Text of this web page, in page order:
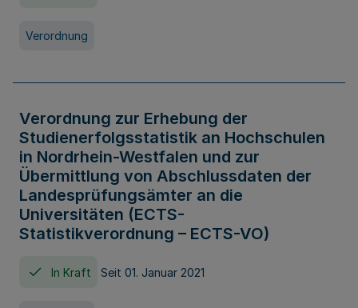
Verordnung
Verordnung zur Erhebung der
Studienerfolgsstatistik an Hochschulen
in Nordrhein-Westfalen und zur
Übermittlung von Abschlussdaten der
Landesprüfungsämter an die
Universitäten (ECTS-
Statistikverordnung – ECTS-VO)
In Kraft Seit 01. Januar 2021